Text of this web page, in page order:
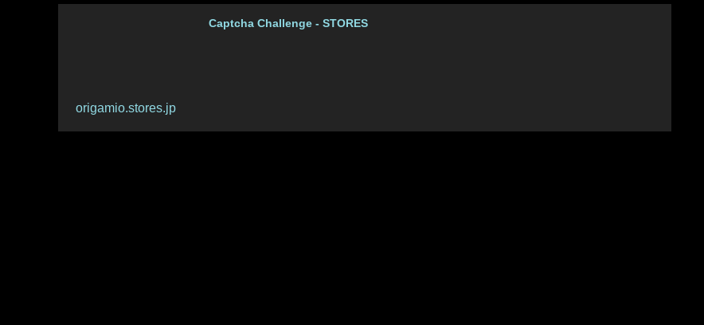
Captcha Challenge - STORES
origamio.stores.jp